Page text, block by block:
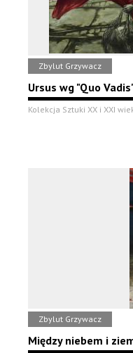
Zbylut Grzywacz
Ursus wg "Quo
Kolekcja Sztuki XX i XXI
Zbylut Grzywacz
Między niebem i